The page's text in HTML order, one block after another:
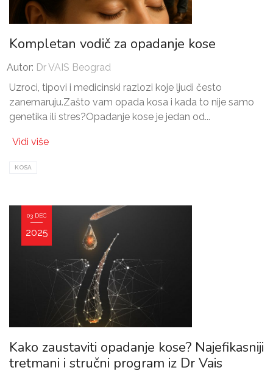
Kompletan vodič za opadanje kose
Autor: Dr VAIS Beograd
Uzroci, tipovi i medicinski razlozi koje ljudi često
zanemaruju.Zašto vam opada kosa i kada to nije samo
genetika ili stres?Opadanje kose je jedan od...
Vidi više
KOSA
Kako zaustaviti opadanje kose? Najefikasniji
tretmani i stručni program iz Dr Vais
03 DEC
2025